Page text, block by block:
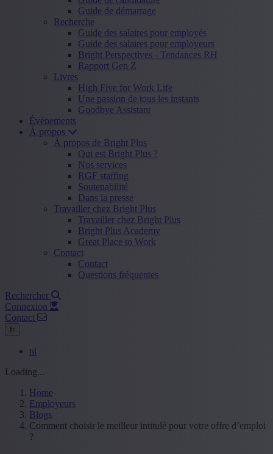
Guide de démarrage
Recherche
Guide des salaires pour employés
Guide des salaires pour employeurs
Bright Perspectives - Tendances RH
Rapport Gen Z
Livres
High Five for Work Life
Une passion de tous les instants
Goodbye Assistant
Événements
À propos
À propos de Bright Plus
Qui est Bright Plus ?
Nos services
RGF staffing
Soutenabilité
Dans la presse
Travailler chez Bright Plus
Travailler chez Bright Plus
Bright Plus Academy
Great Place to Work
Contact
Contact
Questions fréquentes
Rechercher
Connexion
Contact
fr
nl
Loading...
Home
Employeurs
Blogs
Comment choisir le meilleur intitulé pour votre offre d’emploi
?